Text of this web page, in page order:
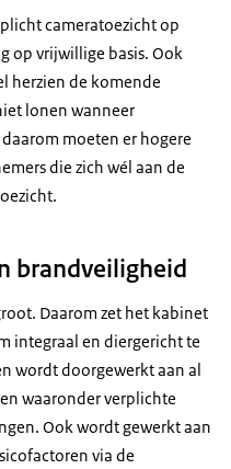
cameratoezicht op
op vrijwillige basis. Ook
herzien de komende
lonen wanneer
moeten er hogere
die zich wél aan de
brandveiligheid
Daarom zet het kabinet
integraal en diergericht te
wordt doorgewerkt aan al
waaronder verplichte
Ook wordt gewerkt aan
via de